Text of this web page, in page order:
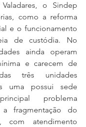
o Sindep
como a reforma
e o funcionamento
de custódia. No
ainda operam
e carecem de
três unidades
uma possui sede
problema
fragmentação do
com atendimento